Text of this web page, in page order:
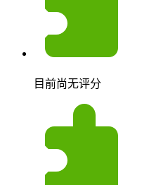
目前尚无评分